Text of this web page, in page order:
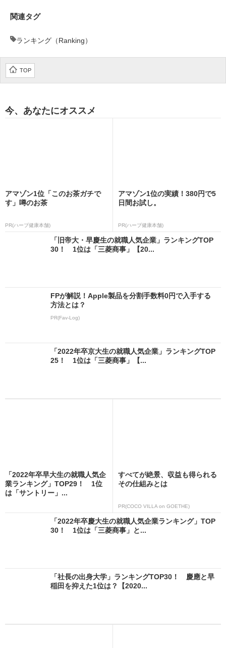
モノづくり技術者専門サイト
エレクトロニクス専門サイト
エネルギーの専門メディア
関連タグ
ランキング（Ranking）
TOP
今、あなたにオススメ
アマゾン1位「このお茶ガチで
す」噂のお茶
PR(ハーブ健康本舗)
アマゾン1位の実績！380円で5
日間お試し。
PR(ハーブ健康本舗)
「旧帝大・早慶生の就職人気企業」ランキングTOP
30！ 1位は「三菱商事」【20...
FPが解説！Apple製品を分割手数料0円で入手する
方法とは？
PR(Fav-Log)
「2022年卒京大生の就職人気企業」ランキングTOP
25！ 1位は「三菱商事」【...
「2022年卒早大生の就職人気企
業ランキング」TOP29！ 1位
は「サントリー」...
すべてが絶景、収益も得られる
その仕組みとは
PR(COCO VILLA on GOETHE)
「2022年卒慶大生の就職人気企業ランキング」TOP
30！ 1位は「三菱商事」と...
「社長の出身大学」ランキングTOP30！ 慶應と早
稲田を抑えた1位は？【2020...